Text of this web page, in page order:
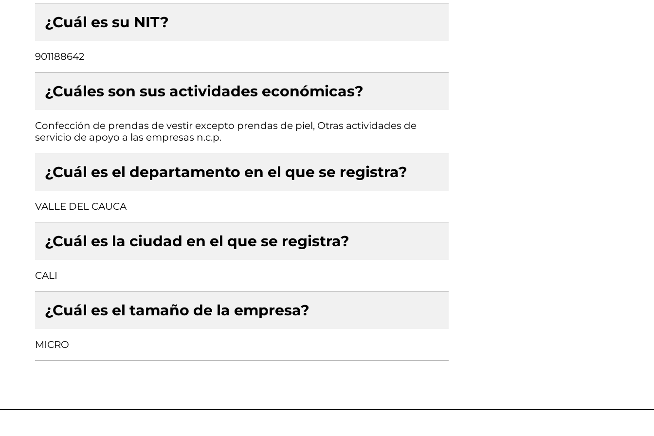
¿Cuál es su NIT?
901188642
¿Cuáles son sus actividades económicas?
Confección de prendas de vestir excepto prendas de piel, Otras actividades de
servicio de apoyo a las empresas n.c.p.
¿Cuál es el departamento en el que se registra?
VALLE DEL CAUCA
¿Cuál es la ciudad en el que se registra?
CALI
¿Cuál es el tamaño de la empresa?
MICRO